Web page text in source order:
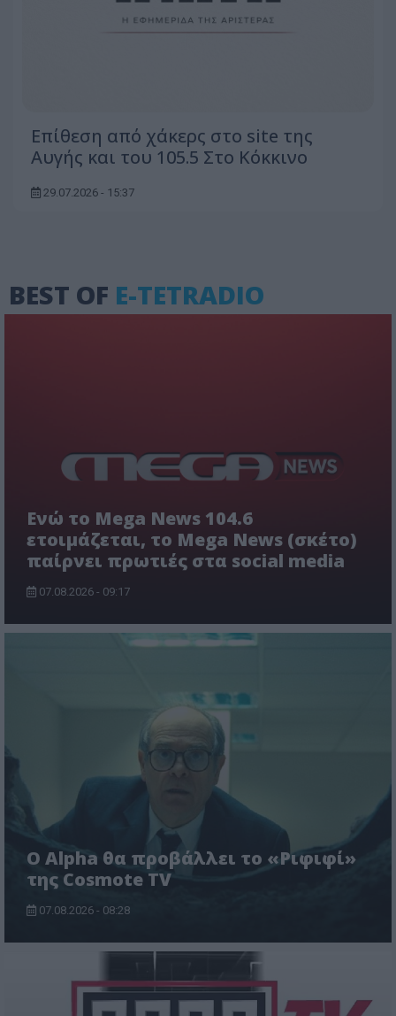
Επίθεση από χάκερς στο site της
Αυγής και του 105.5 Στο Κόκκινο
29.07.2026 - 15:37
BEST OF E-TETRADIO
Ενώ το Mega News 104.6
ετοιμάζεται, το Mega News (σκέτο)
παίρνει πρωτιές στα social media
07.08.2026 - 09:17
Ο Alpha θα προβάλλει το «Ριφιφί»
της Cosmote TV
07.08.2026 - 08:28